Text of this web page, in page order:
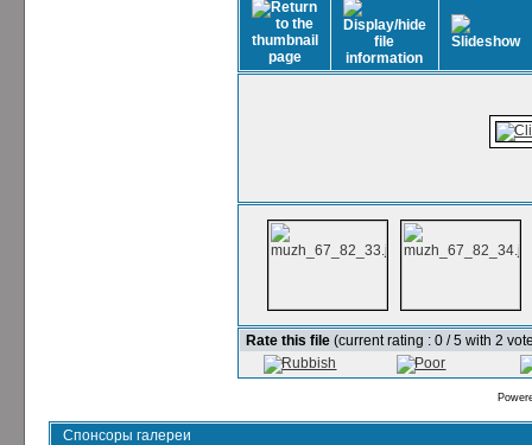
Rate this file (current rating : 0 / 5 with 2
Спонсоры галереи